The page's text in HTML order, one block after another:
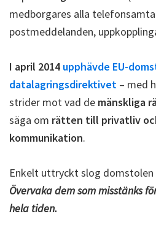
medborgares alla
postmeddelanden,
I april 2014 upphävde EU-
datalagringsdirektivet – med
strider mot vad de mänskliga
säga om rätten till privatliv
kommunikation.
Enkelt uttryckt slog domstolen
Övervaka dem som misstänks
hela tiden.